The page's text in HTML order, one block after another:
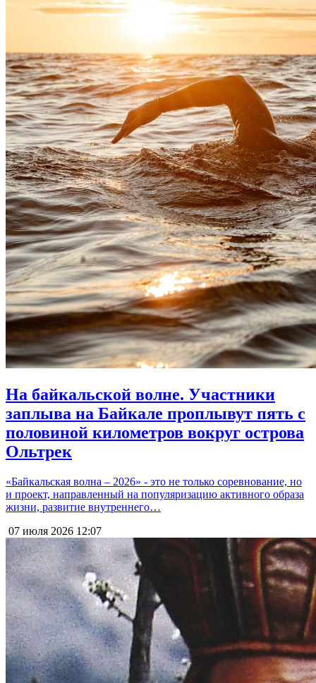
На байкальской волне. Участники
заплыва на Байкале проплывут пять с
половиной километров вокруг острова
Ольтрек
«Байкальская волна – 2026» - это не только соревнование, но
и проект, направленный на популяризацию активного образа
жизни, развитие внутреннего…
07 июля 2026 12:07